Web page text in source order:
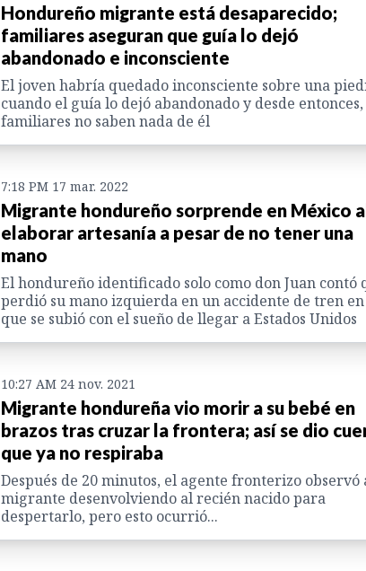
Hondureño migrante está desaparecido;
familiares aseguran que guía lo dejó
abandonado e inconsciente
El joven habría quedado inconsciente sobre una
cuando el guía lo dejó abandonado y desde entonces,
familiares no saben nada de él
7:18 PM 17 mar. 2022
Migrante hondureño sorprende en México
elaborar artesanía a pesar de no tener una
mano
El hondureño identificado solo como don Juan contó
perdió su mano izquierda en un accidente de tren
que se subió con el sueño de llegar a Estados Unidos
10:27 AM 24 nov. 2021
Migrante hondureña vio morir a su bebé en
brazos tras cruzar la frontera; así se dio
que ya no respiraba
Después de 20 minutos, el agente fronterizo observó
migrante desenvolviendo al recién nacido para
despertarlo, pero esto ocurrió...